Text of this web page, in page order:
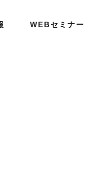
WEBセミナー